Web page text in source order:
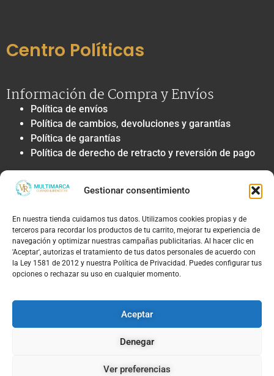
Gestionar consentimiento
En nuestra tienda cuidamos tus datos. Utilizamos cookies propias y de
terceros para recordar los productos de tu carrito, mejorar tu experiencia de
navegación y optimizar nuestras campañas publicitarias. Al hacer clic en
'Aceptar', autorizas el tratamiento de tus datos personales de acuerdo con
la Ley 1581 de 2012 y nuestra Política de Privacidad. Puedes configurar tus
opciones o rechazar su uso en cualquier momento.
Aceptar
Denegar
Ver preferencias
Centro Políticas
Información de Compra y Envíos
Política de envíos
Política de cambios, devoluciones y garantías
Política de garantías
Política de derecho de retracto y reversión de pago
Privacidad y Tratamiento de Datos
Política de privacidad y tratamiento de datos
Autorización de contacto, marketing y
comunicaciones comerciales
Política de cookies
Términos Legales y Soporte
Política de PQRS y atención al cliente